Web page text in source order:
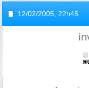
12/02/2005, 22h45